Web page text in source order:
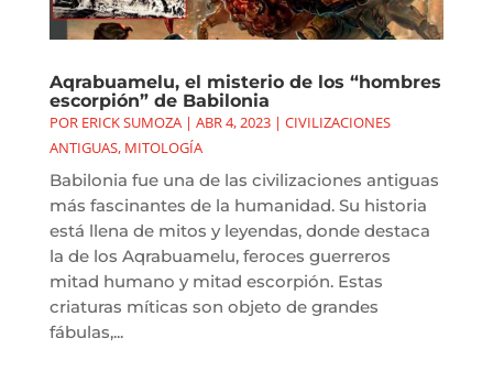
Aqrabuamelu, el misterio de los “hombres
escorpión” de Babilonia
POR ERICK SUMOZA| ABR 4, 2023| CIVILIZACIONES
ANTIGUAS, MITOLOGÍA
Babilonia fue una de las civilizaciones antiguas
más fascinantes de la humanidad. Su historia
está llena de mitos y leyendas, donde destaca
la de los Aqrabuamelu, feroces guerreros
mitad humano y mitad escorpión. Estas
criaturas míticas son objeto de grandes
fábulas,...